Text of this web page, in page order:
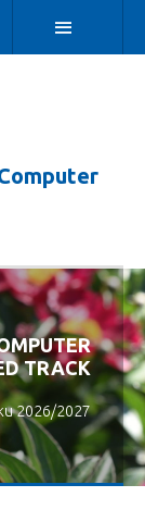
i
TRACK
2026/2027